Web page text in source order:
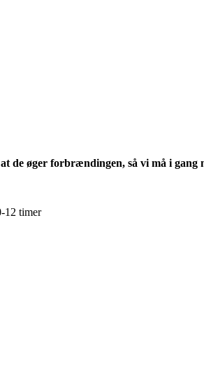
de øger forbrændingen, så vi må i gang
12 timer